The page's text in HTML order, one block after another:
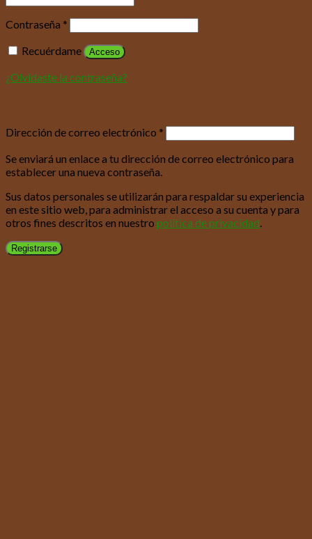
Contraseña *
Recuérdame
Acceso
¿Olvidaste la contraseña?
Dirección de correo electrónico *
Se enviará un enlace a tu dirección de correo electrónico para
establecer una nueva contraseña.
Sus datos personales se utilizarán para respaldar su experiencia
en este sitio web, para administrar el acceso a su cuenta y para
otros fines descritos en nuestro política de privacidad
Registrarse